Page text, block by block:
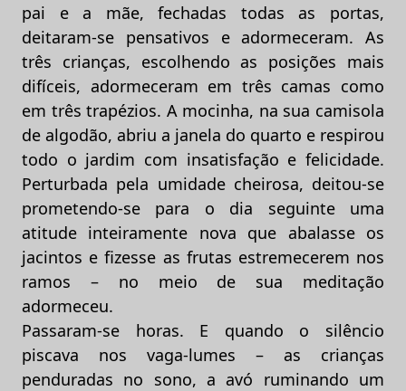
pai e a mãe, fechadas todas as portas,
deitaram-se pensativos e adormeceram. As
três crianças, escolhendo as posições mais
difíceis, adormeceram em três camas como
em três trapézios. A mocinha, na sua camisola
de algodão, abriu a janela do quarto e respirou
todo o jardim com insatisfação e felicidade.
Perturbada pela umidade cheirosa, deitou-se
prometendo-se para o dia seguinte uma
atitude inteiramente nova que abalasse os
jacintos e fizesse as frutas estremecerem nos
ramos – no meio de sua meditação
adormeceu.
Passaram-se horas. E quando o silêncio
piscava nos vaga-lumes – as crianças
penduradas no sono, a avó ruminando um